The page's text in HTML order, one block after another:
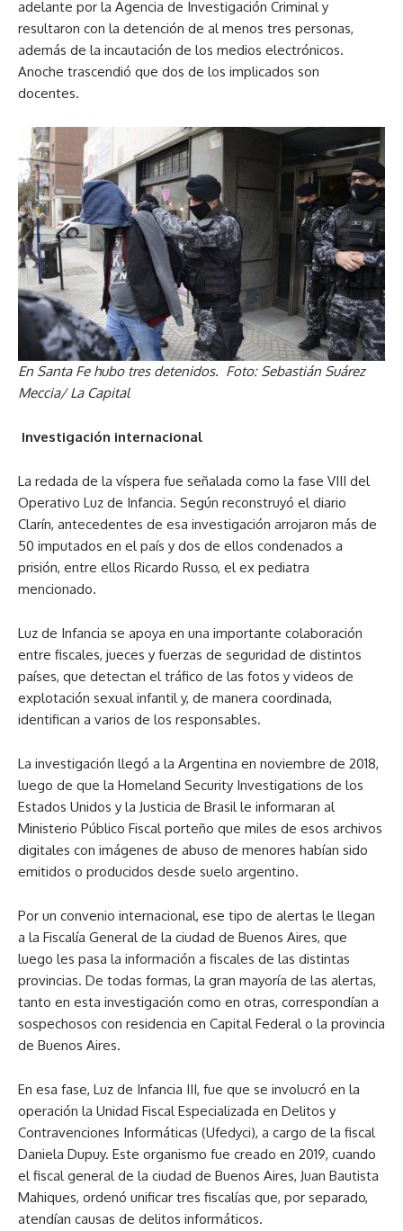
adelante por la Agencia de Investigación Criminal y
resultaron con la detención de al menos tres personas,
además de la incautación de los medios electrónicos.
Anoche trascendió que dos de los implicados son
docentes.
En Santa Fe hubo tres detenidos. Foto: Sebastián Suárez
Meccia/ La Capital
Investigación internacional
La redada de la víspera fue señalada como la fase VIII del
Operativo Luz de Infancia. Según reconstruyó el diario
Clarín, antecedentes de esa investigación arrojaron más de
50 imputados en el país y dos de ellos condenados a
prisión, entre ellos Ricardo Russo, el ex pediatra
mencionado.
Luz de Infancia se apoya en una importante colaboración
entre fiscales, jueces y fuerzas de seguridad de distintos
países, que detectan el tráfico de las fotos y videos de
explotación sexual infantil y, de manera coordinada,
identifican a varios de los responsables.
La investigación llegó a la Argentina en noviembre de 2018,
luego de que la Homeland Security Investigations de los
Estados Unidos y la Justicia de Brasil le informaran al
Ministerio Público Fiscal porteño que miles de esos archivos
digitales con imágenes de abuso de menores habían sido
emitidos o producidos desde suelo argentino.
Por un convenio internacional, ese tipo de alertas le llegan
a la Fiscalía General de la ciudad de Buenos Aires, que
luego les pasa la información a fiscales de las distintas
provincias. De todas formas, la gran mayoría de las alertas,
tanto en esta investigación como en otras, correspondían a
sospechosos con residencia en Capital Federal o la provincia
de Buenos Aires.
En esa fase, Luz de Infancia III, fue que se involucró en la
operación la Unidad Fiscal Especializada en Delitos y
Contravenciones Informáticas (Ufedyci), a cargo de la fiscal
Daniela Dupuy. Este organismo fue creado en 2019, cuando
el fiscal general de la ciudad de Buenos Aires, Juan Bautista
Mahiques, ordenó unificar tres fiscalías que, por separado,
atendían causas de delitos informáticos.